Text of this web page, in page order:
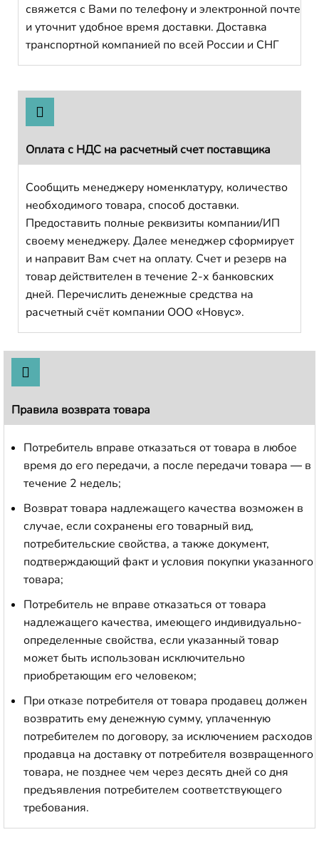
свяжется с Вами по телефону и электронной почте
и уточнит удобное время доставки. Доставка
транспортной компанией по всей России и СНГ
Оплата с НДС на расчетный счет поставщика
Сообщить менеджеру номенклатуру, количество
необходимого товара, способ доставки.
Предоставить полные реквизиты компании/ИП
своему менеджеру. Далее менеджер сформирует
и направит Вам счет на оплату. Счет и резерв на
товар действителен в течение 2-х банковских
дней. Перечислить денежные средства на
расчетный счёт компании ООО «Новус».
Правила возврата товара
Потребитель вправе отказаться от товара в любое
время до его передачи, а после передачи товара — в
течение 2 недель;
Возврат товара надлежащего качества возможен в
случае, если сохранены его товарный вид,
потребительские свойства, а также документ,
подтверждающий факт и условия покупки указанного
товара;
Потребитель не вправе отказаться от товара
надлежащего качества, имеющего индивидуально-
определенные свойства, если указанный товар
может быть использован исключительно
приобретающим его человеком;
При отказе потребителя от товара продавец должен
возвратить ему денежную сумму, уплаченную
потребителем по договору, за исключением расходов
продавца на доставку от потребителя возвращенного
товара, не позднее чем через десять дней со дня
предъявления потребителем соответствующего
требования.